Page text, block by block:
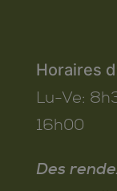
Horaires
Lu-Ve:
16h00
Des